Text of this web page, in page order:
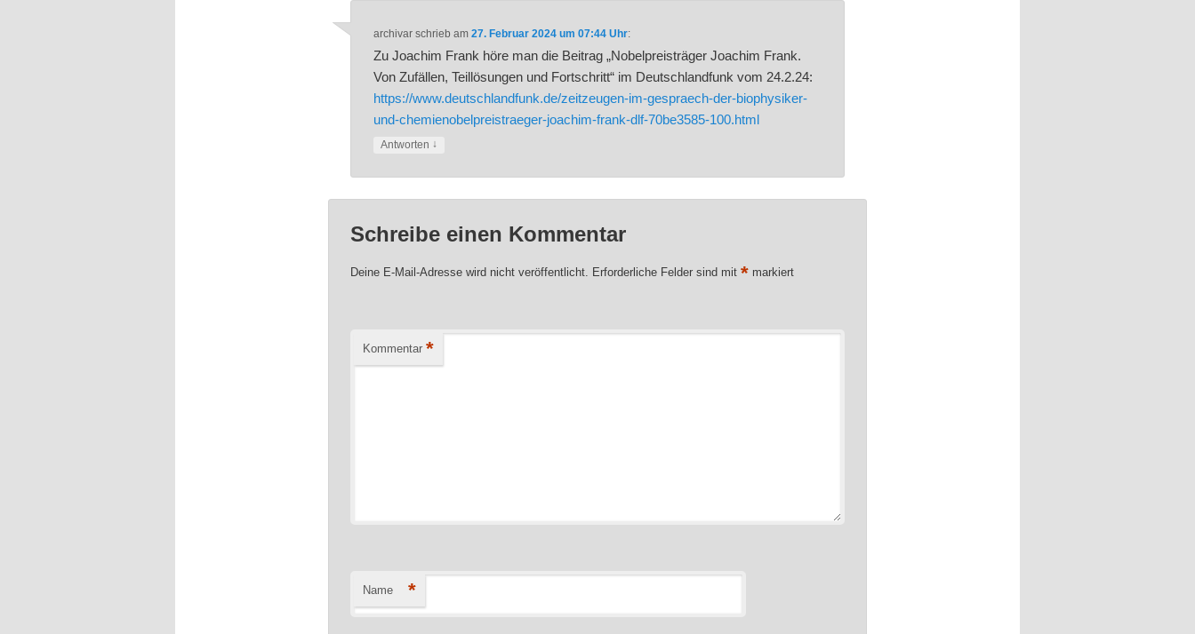
archivar schrieb am 27. Februar 2024 um 07:44 Uhr:
Zu Joachim Frank höre man die Beitrag „Nobelpreisträger Joachim Frank.
Von Zufällen, Teillösungen und Fortschritt“ im Deutschlandfunk vom 24.2.24:
https://www.deutschlandfunk.de/zeitzeugen-im-gespraech-der-biophysiker-
und-chemienobelpreistraeger-joachim-frank-dlf-70be3585-100.html
Antworten ↓
Schreibe einen Kommentar
Deine E-Mail-Adresse wird nicht veröffentlicht. Erforderliche Felder sind mit* markiert
Kommentar *
Name *